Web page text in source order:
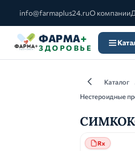
info@farmaplus24.ruО компании
ФАРМА+
ЗДОРОВЬЕ
Каталог
Нестероидные
Rx